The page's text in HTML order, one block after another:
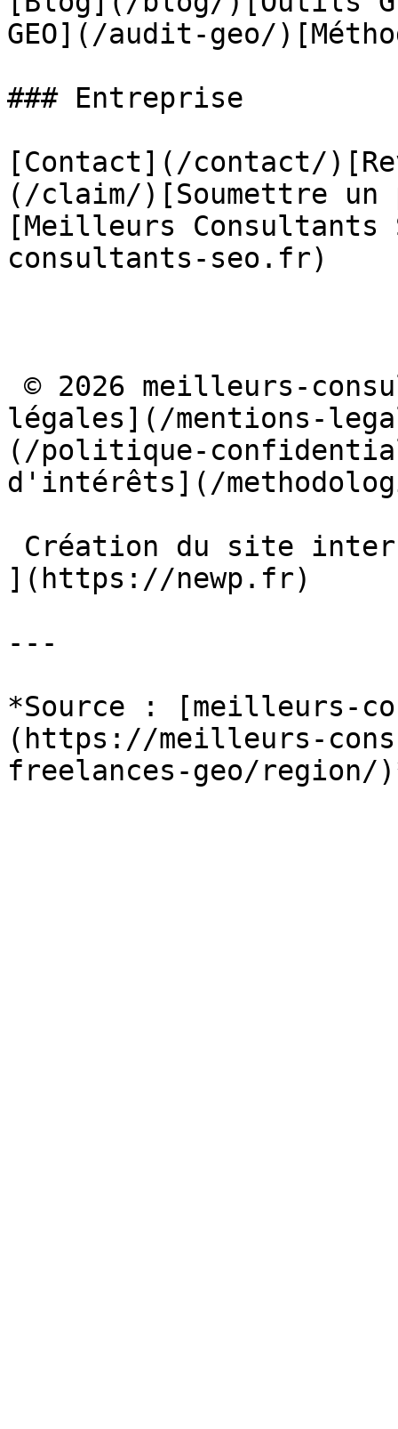
GEO](/audit-geo/
### Entreprise
[Contact](/contact/
(/claim/)[Soumettre
[Meilleurs
consultants-seo.fr)
légales](/mentions-
(/politique-
d'intérêts](/
](https://newp.fr)
---
*Source : [meilleurs-
(https://meilleurs-